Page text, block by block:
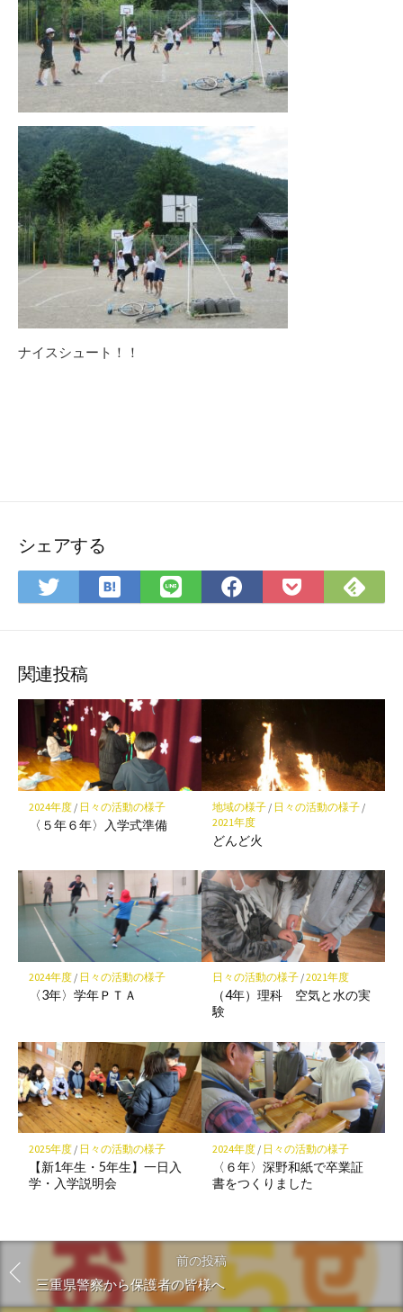
ナイスシュート！！
シェアする
Twitter
で
ア
は
て
ク
マ
ー
ク
に
保
存
LINE
で
Facebook
で
Pocket
に
で
関連投稿
2024年度/ 日々の活動の様子
〈５年６年〉入学式準備
地域の様子/ 日々の活動の様子/
2021年度
どんど火
2024年度/ 日々の活動の様子
〈3年〉学年ＰＴＡ
日々の活動の様子/2021年度
（4年）理科 空気と水の実
験
2025年度/ 日々の活動の様子
【新1年生・5年生】一日入
学・入学説明会
2024年度/ 日々の活動の様子
〈６年〉深野和紙で卒業証
書をつくりました
前の投稿
三重県警察から保護者の皆様へ